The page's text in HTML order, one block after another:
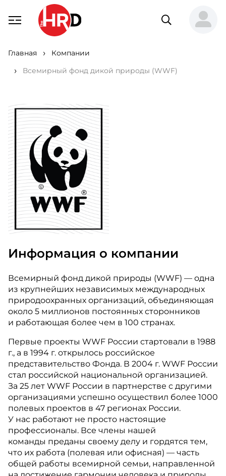
Главная
Компании
Всемирный фонд дикой природы (WWF)
Информация о компании
Всемирный фонд дикой природы (WWF) — одна
из крупнейших независимых международных
природоохранных организаций, объединяющая
около 5 миллионов постоянных сторонников
и работающая более чем в 100 странах.
Первые проекты WWF России стартовали в 1988
г., а в 1994 г. открылось российское
представительство Фонда. В 2004 г. WWF России
стал российской национальной организацией.
За 25 лет WWF России в партнерстве с другими
организациями успешно осуществил более 1000
полевых проектов в 47 регионах России.
У нас работают не просто настоящие
профессионалы. Все члены нашей
команды преданы своему делу и гордятся тем,
что их работа (полевая или офисная) — часть
общей работы всемирной семьи, направленной